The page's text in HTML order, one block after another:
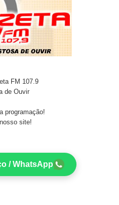
FM 107.9
de Ouvir
programação!
site!
/ WhatsApp